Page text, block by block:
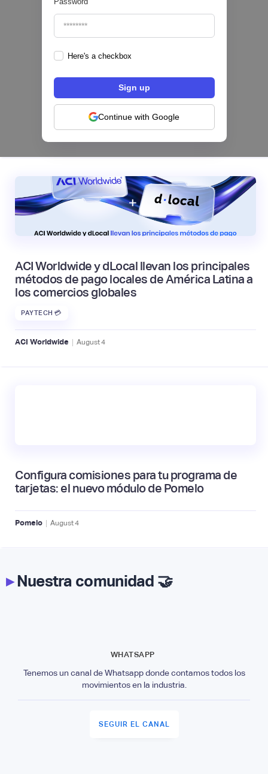
Here's a checkbox
Continue with Google
Los bancos se están dividiendo en dos
categorías frente a la IA | Mambu
August6
ACI Worldwide y dLocal llevan los principales
métodos de pago locales de América Latina a
los comercios globales
PAYTECH 💳
ACI Worldwide | August4
Configura comisiones para tu programa de
tarjetas: el nuevo módulo de Pomelo
Pomelo | August4
▸Nuestra comunidad 🤝
WHATSAPP
Tenemos un canal de Whatsapp donde contamos todos los
movimientos en la industria.
SEGUIR EL CANAL